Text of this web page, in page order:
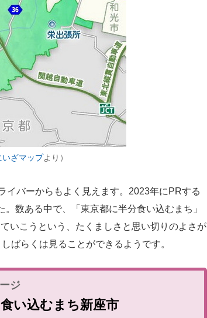
いざマップより）
バーからもよく見えます。2023年にPRする
数ある中で、「東京都に半分食い込むまち」
いこうという、たくましさと思い切りのよさが
ばらくは見ることができるようです。
い込むまち新座市